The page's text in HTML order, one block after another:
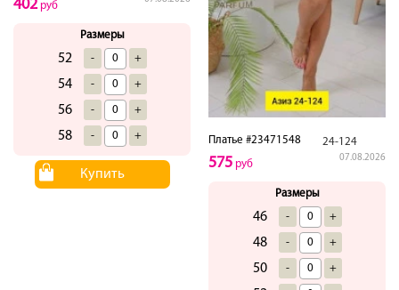
402руб
Размеры
52 - +
54 - +
56 - +
58 - +
Купить
Платье #23471548 24-124
07.08.2026
575 руб
Размеры
46 - +
48 - +
50 - +